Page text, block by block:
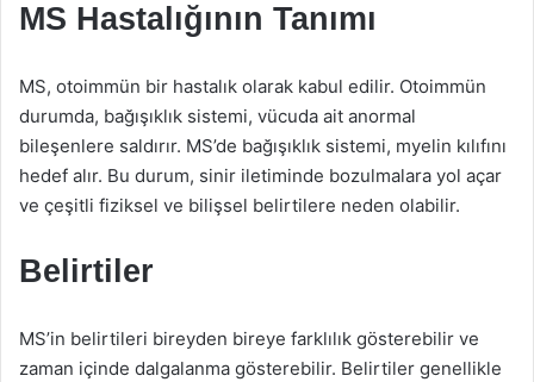
MS Hastalığının Tanımı
MS, otoimmün bir hastalık olarak kabul edilir. Otoimmün
durumda, bağışıklık sistemi, vücuda ait anormal
bileşenlere saldırır. MS’de bağışıklık sistemi, myelin kılıfını
hedef alır. Bu durum, sinir iletiminde bozulmalara yol açar
ve çeşitli fiziksel ve bilişsel belirtilere neden olabilir.
Belirtiler
MS’in belirtileri bireyden bireye farklılık gösterebilir ve
zaman içinde dalgalanma gösterebilir. Belirtiler genellikle